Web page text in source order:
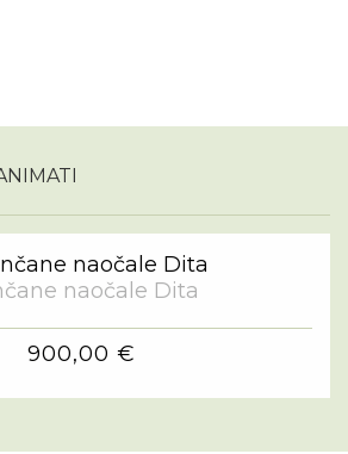
naočale Dita
900,00 €